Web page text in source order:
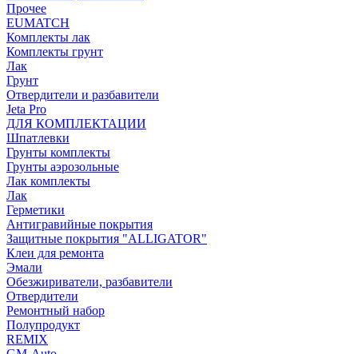
Прочее
EUMATCH
Комплекты лак
Комплекты грунт
Лак
Грунт
Отвердители и разбавители
Jeta Pro
ДЛЯ КОМПЛЕКТАЦИИ
Шпатлевки
Грунты комплекты
Грунты аэрозольные
Лак комплекты
Лак
Герметики
Антигравийные покрытия
Защитные покрытия "ALLIGATOR"
Клеи для ремонта
Эмали
Обезжириватели, разбавители
Отвердители
Ремонтный набор
Полупродукт
REMIX